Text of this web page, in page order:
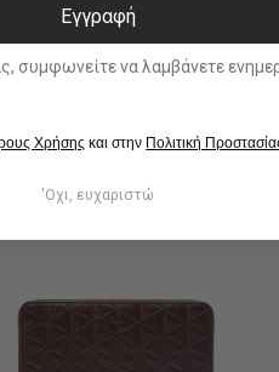
Εγγραφή
να λαμβάνετε ενημερωτικά
Χρήσης και στην Πολιτική
'Οχι, ευχαριστώ